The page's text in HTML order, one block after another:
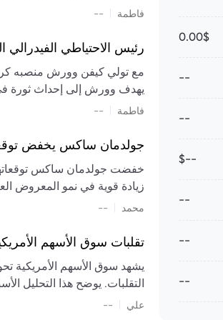
0.00$
--
--
--$
--
--
--
تشكيل تقييم الصناعة، مع
فاطمة --
رئيس الاحتياطي
مع تولي كيفن وورش منصبه
يهدف وورش إلى إحداث ثورة في
السياسة ويمنح البنك المركزي
فاطمة --
جولدمان ساكس يخفض توقعات أسعار النفط
زيادة قوية في نمو المعروض
سابقًا. من المتوقع عودة
عدم اليقين الجيوسياسي يمكن
استمرار الاضطرابات،
إضافي.
محمد --
تقلبات سوق الأسهم
يشهد سوق الأسهم الأمريكية
التقلبات. يوضح هذا التحليل
علي --